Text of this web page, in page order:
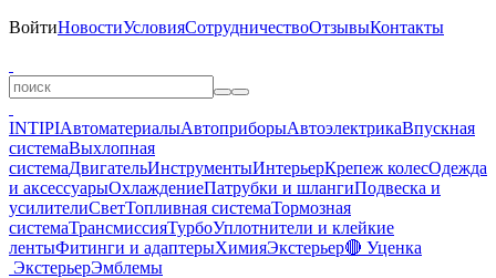
ВойтиНовостиУсловияСотрудничествоОтзывыКонтакты
INTIPIАвтоматериалыАвтоприборыАвтоэлектрикаВпускная
системаВыхлопная
системаДвигательИнструментыИнтерьерКрепеж колесОдежда
и аксессуарыОхлаждениеПатрубки и шлангиПодвеска и
усилителиСветТопливная системаТормозная
системаТрансмиссияТурбоУплотнители и клейкие
лентыФитинги и адаптерыХимияЭкстерьер🔴 Уценка
ЭкстерьерЭмблемы